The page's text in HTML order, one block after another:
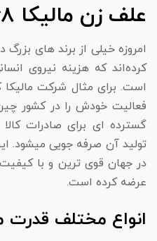
علف زن مالیکا 68 سی سی
امروزه خیلی از برند های بزرگ
کرده‌اند که هزینه نیروی
است. برای مثال شرکت مالیکا
فعالیت خودش را در کشور
گسترده ای برای صادرات
تولید آن صرفه جویی میشود.
در جهان قوی ترین و با کیفیت
عرضه کرده است.
انواع مختلف قدرت